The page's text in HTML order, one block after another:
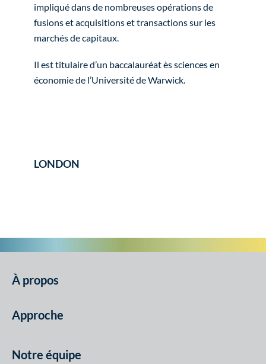
impliqué dans de nombreuses opérations de
fusions et acquisitions et transactions sur les
marchés de capitaux.
Il est titulaire d’un baccalauréat ès sciences en
économie de l’Université de Warwick.
LONDON
À propos
Approche
Notre équipe